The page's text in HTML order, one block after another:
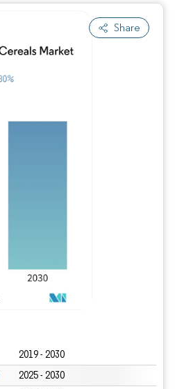
Share
2019 - 2030
2025 - 2030